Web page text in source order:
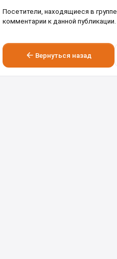
Посетители, находящиеся в группе
комментарии к данной публикации.
Вернуться назад